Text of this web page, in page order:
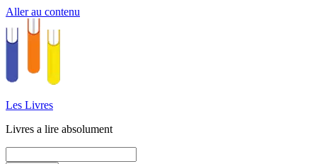
Aller au contenu
Les Livres
Livres a lire absolument